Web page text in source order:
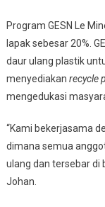
Program GESN Le
lapak sebesar 20%.
daur ulang plastik
menyediakan recycle
mengedukasi
“Kami bekerjasama
dimana semua
ulang dan tersebar di
Johan.